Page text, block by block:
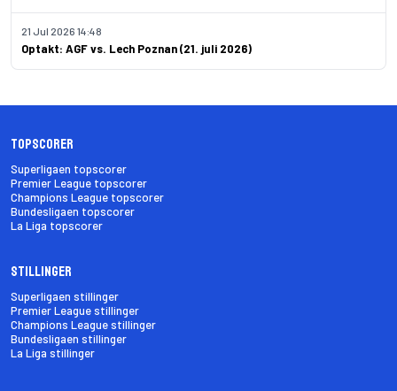
Optakt: AGF vs. Lech Poznan (21. juli 2026)
21 Jul 2026 14:48
Topscorer
Superligaen topscorer
Premier League topscorer
Champions League topscorer
Bundesligaen topscorer
La Liga topscorer
Stillinger
Superligaen stillinger
Premier League stillinger
Champions League stillinger
Bundesligaen stillinger
La Liga stillinger